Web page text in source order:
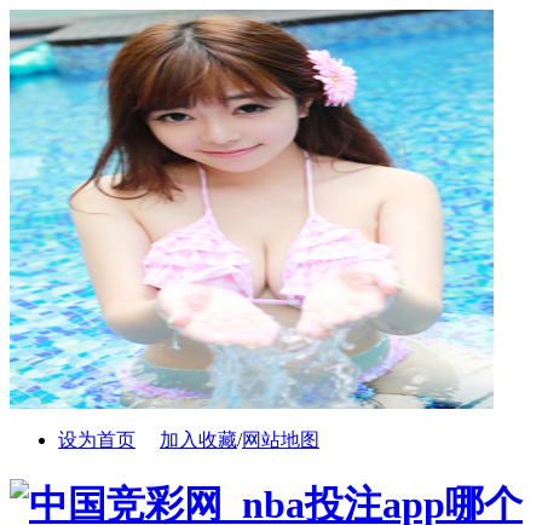
设为首页 加入收藏/网站地图